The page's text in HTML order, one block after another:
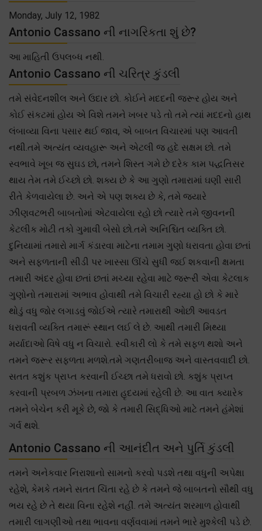
Monday, July 12, 1982
Antonio Cassano ની નાગરિકતા શું છે?
આ માહિતી ઉપલબ્ધ નથી.
Antonio Cassano ની ચરિત્ર કુંડલી
તમે સંવેદનશીલ અને ઉદાર છો. કોઈને મદદની જરૂર હોય અને
કોઈ સંકટમાં હોય એ વિશે તમને ખબર પડે તો તમે ત્યાં મદદનો હાથ
લંબાવ્યા વિના પસાર થઈ જાવ, એ બાબત વિચારમાં પણ આવતી
નથી.તમે અત્યંત વ્યવહારૂ અને એટલી જ હદે સક્ષમ છો. તમે
સ્વભાવે ખૂબ જ સુઘડ છો, તમને શિસ્ત ગમે છે દરેક કામ પદ્ધતિસર
થાય તેમ તમે ઈચ્છો છો. શક્ય છે કે આ ગુણો તમારામાં ઘણી સારી
રીતે કેળવાયેલા છે. અને એ પણ શક્ય છે કે, તમે જ્યારે
ઝીણવટભરી બાબતોમાં એટવાયેલા રહો છો ત્યારે તમે જીવનની
કેટલીક મોટી તકો ગુમાવી બેસો છો.તમે અનિશ્ચિત વ્યક્તિ છો.
દુનિયામાં તમારો માર્ગ કંડારવા માટેના તમામ ગુણો ધરાવતા હોવા છતાં
અને સફળતાની સીડી પર ખાસ્સા ઊંચે સુધી જઈ શકવાની ક્ષમતા
તમારી અંદર હોવા છતાં છતાં મચ્યા રહેવા માટે જરૂરી એવા કેટલાક
ગુણોનો તમારામાં અભાવ હોવાથી તમે વિચારી રહ્યા હો છો કે મારે
થોડું વધુ જોર લગાડવું જોઈએ ત્યારે તમારાથી ઓછી આવડત
ધરાવતી વ્યક્તિ તમારૂં સ્થાન લઈ લે છે. આથી તમારી મિથ્યા
મર્યાદાઓ વિષે વધુ ન વિચારો. સ્વીકારી લો કે તમે સફળ થશો અને
તમને જરૂર સફળતા મળશે.તમે ગણતરીબાજ અને વાસ્તવવાદી છો.
સતત કશુંક પ્રાપ્ત કરવાની ઈચ્છા તમે ધરાવો છો. કશુંક પ્રાપ્ત
કરવાની પ્રબળ ઝંખના તમારા હૃદયમાં રહેલી છે. આ વાત ક્યારેક
તમને બેચેન કરી મૂકે છે, જો કે તમારી સિદ્ધિઓ માટે તમને હંમેશાં
ગર્વ થશે.
Antonio Cassano ની આનંદીત અને પુર્તિ કુંડલી
તમને અનેકવાર નિરાશાનો સામનો કરવો પડશે તથા વધુની અપેક્ષા
રહેશે, કેમકે તમને સતત ચિંતા રહે છે કે તમને જે બાબતનો સૌથી વધુ
ભય રહે છે તે થયા વિના રહેશે નહીં. તમે અત્યંત શરમાળ હોવાથી
તમારી લાગણીઓ તથા ભાવના વર્ણવવામાં તમને ભારે મુશ્કેલી પડે છે.